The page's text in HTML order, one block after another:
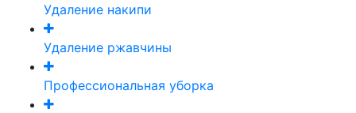
Удаление накипи
Удаление ржавчины
Профессиональная уборка